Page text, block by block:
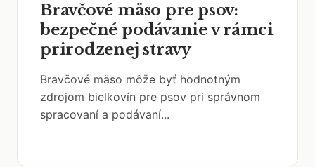
Bravčové mäso pre psov:
bezpečné podávanie v rámci
prirodzenej stravy
Bravčové mäso môže byť hodnotným
zdrojom bielkovín pre psov pri správnom
spracovaní a podávaní...